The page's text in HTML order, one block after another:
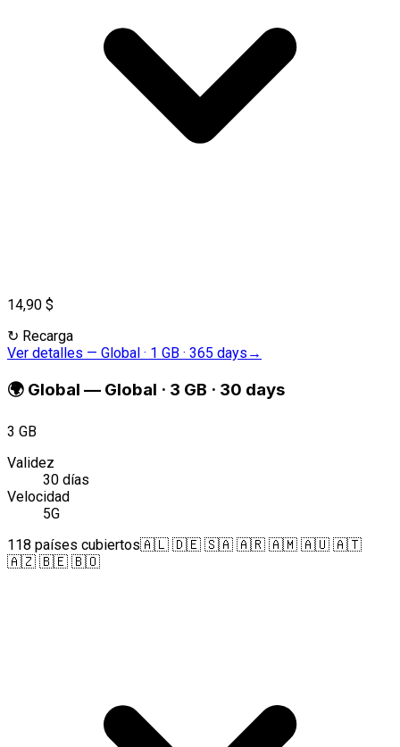
14,90 $
↻ Recarga
Ver detalles — Global · 1 GB · 365 days →
🌍 Global — Global · 3 GB · 30 days
3 GB
Validez
30 días
Velocidad
5G
118 países cubiertos🇦🇱 🇩🇪 🇸🇦 🇦🇷 🇦🇲 🇦🇺 🇦🇹
🇦🇿 🇧🇪 🇧🇴